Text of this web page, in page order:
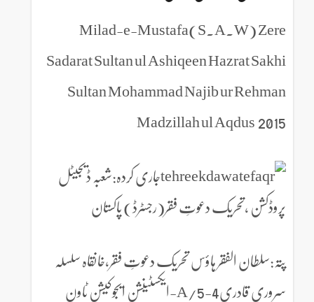
Milad-e-Mustafa(S.A.W) Zere
Sadarat Sultan ul Ashiqeen Hazrat Sakhi
Sultan Mohammad Najib ur Rehman
Madzillah ul Aqdus 2015
جاری کردہ:شعبہ ڈیجیٹل
پروڈکشن ،تحریک دعوتِ فقر(رجسٹرڈ) پاکستان
پتہ:سلطان الفقر ہاؤس تحریک دعوتِ فقر،خانقاہ سلسلہ
سروری قادری4-5/A-ایکسٹینشن ایجوکیشن ٹاون